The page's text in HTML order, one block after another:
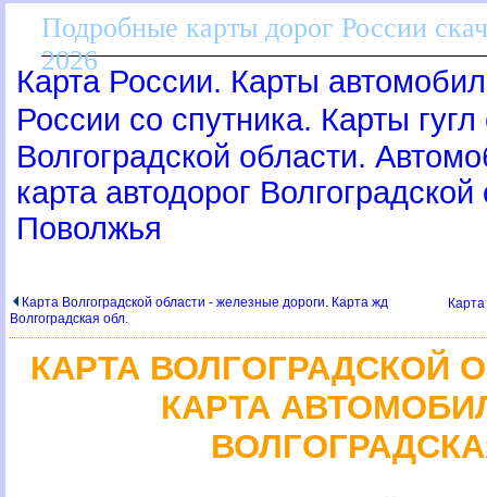
Подробные карты дорог России
2026
Карта России. Карты
России со спутника. Карты
олгоградской области.
карта автодорог
Поволжья
Карта Волгоградской области - железные дороги. Карта жд
олгоградская обл.
КАРТА ВОЛГОГРАДСКОЙ
КАРТА